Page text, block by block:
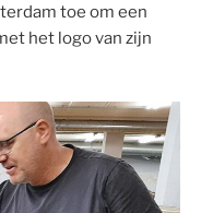
toe om een
het logo van zijn